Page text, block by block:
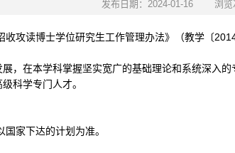
发布日期：2024-01-16 浏览
收攻读博士学位研究生工作管理办法》（教学〔
，在本学科掌握坚实宽广的基础理论和系统深入
科学专门人才。
家下达的计划为准。